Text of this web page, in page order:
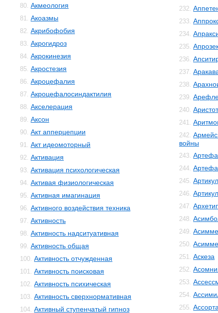
80. Акмеология
81. Акоазмы
82. Акрибофобия
83. Акрогидроз
84. Акрокинезия
85. Акростезия
86. Акроцефалия
87. Акроцефалосиндактилия
88. Акселерация
89. Аксон
90. Акт апперцепции
91. Акт идеомоторный
92. Активация
93. Активация психологическая
94. Активая физиологическая
95. Активная имагинация
96. Активного воздействия техника
97. Активность
98. Активность надситуативная
99. Активность общая
100. Активность отчужденная
101. Активность поисковая
102. Активность психическая
103. Активность сверхнормативная
104. Активный ступенчатый гипноз
232.
233.
234.
235.
236.
237.
238.
239.
240.
241.
242.
войны
243.
244.
245.
246.
247.
248.
249.
250.
251. Аскеза
252.
253.
254.
255.